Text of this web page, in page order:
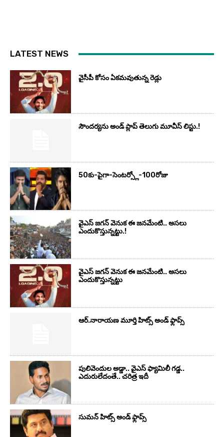
LATEST NEWS
వైసీపీ కోసం ఏక‌మ‌వుతున్న రెడ్లు
సౌందర్యను అండ్‌ ప్లాప్‌ తెలుగు మూవీస్‌ లిస్టు.!
50కు-పైగా-సెంటర్స్లో-100రోజు
వైఎస్‌ జగన్‌ వెనుక ఈ జనమేంటి.. అసలు
ఎందుకొస్తున్నట్టు.!
వైఎస్‌ జగన్‌ వెనుక ఈ జనమేంటి.. అసలు
ఎందుకొస్తున్నట్టు
ఆర్‌.నారాయ‌ణ మూర్తి హిట్స్ అండ్ ఫ్లాప్స్‌
పులివెందుల అడ్డా.. వైఎస్ ఫ్యామిలీ గడ్డ..
ఎదురులేదంతే.. చరిత్ర ఇదీ
సుమ‌న్ హిట్స్ అండ్ ఫ్లాప్స్‌